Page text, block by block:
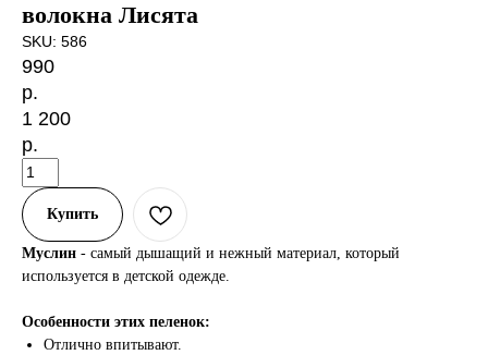
волокна Лисята
SKU: 586
990
р.
1 200
р.
Купить
Муслин - самый дышащий и нежный материал, который
используется в детской одежде.
Особенности этих пеленок:
Отлично впитывают.